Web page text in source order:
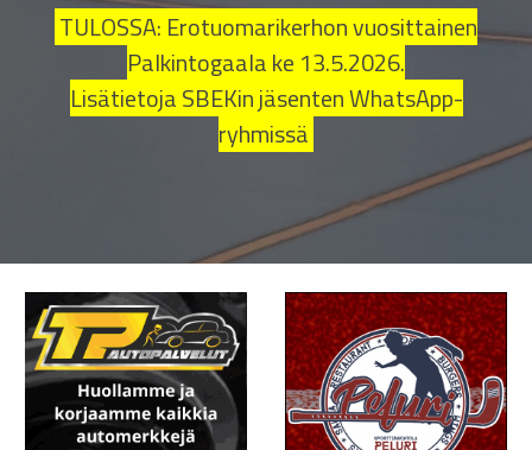
TULOSSA: Erotuomarikerhon vuosittainen
Palkintogaala ke 13.5.2026.
Lisätietoja SBEKin jäsenten WhatsApp-
ryhmissä